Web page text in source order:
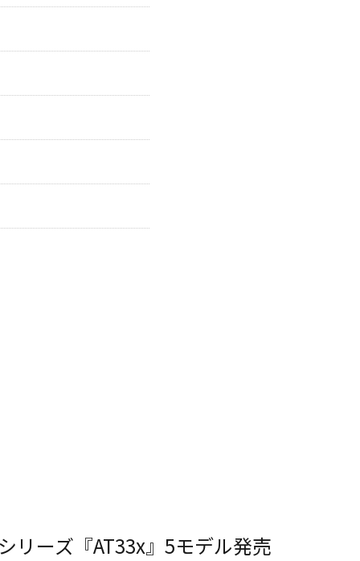
ーズ『AT33x』5モデル発売